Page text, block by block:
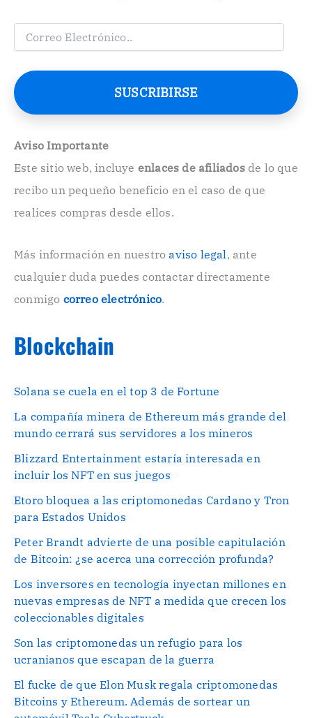
C
e
o
e
t
ó
n
o
.
SUSCRIBIRSE
Aviso Importante
Este sitio web, incluye enlaces de afiliadosde lo que
recibo un pequeño beneficio en el caso de que
realices compras desde ellos.
Más información en nuestroaviso legal , ante
cualquier duda puedes contactar directamente
conmigo correo electrónico.
Blockchain
Solana se cuela en el top 3 de Fortune
La compañía minera de Ethereum más grande del
mundo cerrará sus servidores a los mineros
Blizzard Entertainment estaría interesada en
incluir los NFT en sus juegos
Etoro bloquea a las criptomonedas Cardano y Tron
para Estados Unidos
Peter Brandt advierte de una posible capitulación
de Bitcoin: ¿se acerca una corrección profunda?
Los inversores en tecnología inyectan millones en
nuevas empresas de NFT a medida que crecen los
coleccionables digitales
Son las criptomonedas un refugio para los
ucranianos que escapan de la guerra
El fucke de que Elon Musk regala criptomonedas
Bitcoins y Ethereum. Además de sortear un